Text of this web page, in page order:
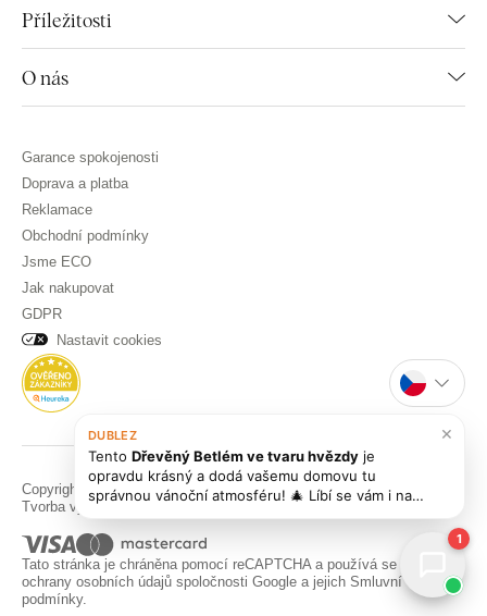
Příležitosti
O nás
Garance spokojenosti
Doprava a platba
Reklamace
Obchodní podmínky
Jsme ECO
Jak nakupovat
GDPR
Nastavit cookies
Copyright © DUBLEZ 2026 | Všechna práva vyhrazena
Tvorba výkonných internetových obchodů od
RIESENIA
Tato stránka je chráněna pomocí reCAPTCHA a používá se
ochrany osobních údajů spoločnosti Google a jejich Smluvní
podmínky.
1
DUBLEZ
Tento Dřevěný Betlém ve tvaru hvězdy je
opravdu krásný a dodá vašemu domovu tu
správnou vánoční atmosféru! 🎄 Líbí se vám i naše
[Svatební doplněk na dveře - Nerušit MR and
MRS](https://w
×